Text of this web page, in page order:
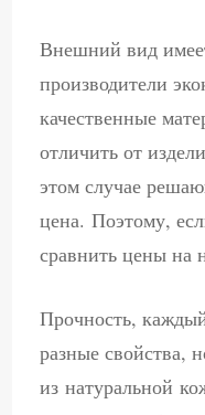
Внешний вид
производители
качественные
отличить от
этом случае
цена. Поэтому,
сравнить цены на
Прочность,
разные свойства,
из натуральной